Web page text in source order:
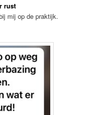
rust
mij op de praktijk.